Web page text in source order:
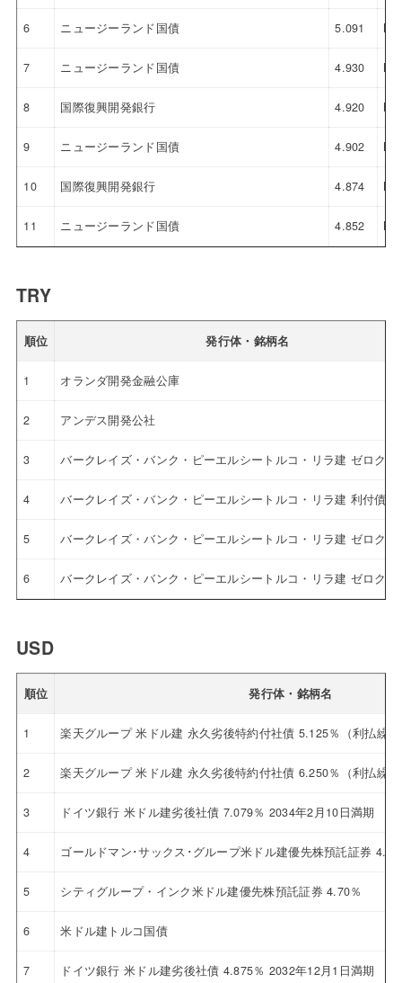
6 ニュージーランド国債 5.091
7 ニュージーランド国債 4.930
8 国際復興開発銀行 4.920
9 ニュージーランド国債 4.902
10 国際復興開発銀行 4.874
11 ニュージーランド国債 4.852
TRY
順位 発行体・銘柄名
1 オランダ開発金融公庫
2 アンデス開発公社
3 バークレイズ・バンク・ピーエルシートルコ・リラ建 ゼロクー
4 バークレイズ・バンク・ピーエルシートルコ・リラ建 利付債
5 バークレイズ・バンク・ピーエルシートルコ・リラ建 ゼロクー
6 バークレイズ・バンク・ピーエルシートルコ・リラ建 ゼロクー
USD
順位 発行体・銘柄名
1 楽天グループ 米ドル建 永久劣後特約付社債 5.125％（利払繰
2 楽天グループ 米ドル建 永久劣後特約付社債 6.250％（利払繰
3 ドイツ銀行 米ドル建劣後社債 7.079％ 2034年2月10日満期
4 ゴールドマン･サックス･グループ米ドル建優先株預託証券
5 シティグループ・インク米ドル建優先株預託証券 4.70％
6 米ドル建トルコ国債
7 ドイツ銀行 米ドル建劣後社債 4.875％ 2032年12月1日満期